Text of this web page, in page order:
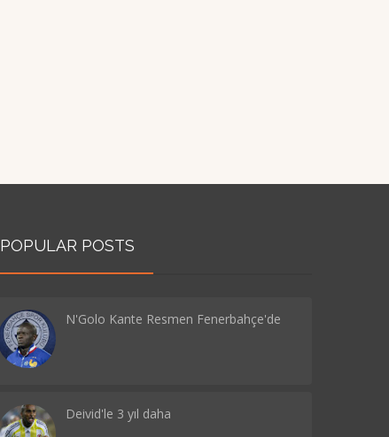
POPULAR POSTS
N'Golo Kante Resmen Fenerbahçe'de
Deivid'le 3 yıl daha